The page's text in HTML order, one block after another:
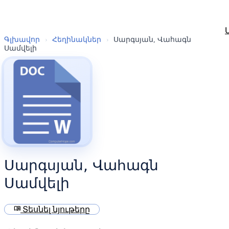
Գլխավոր › Հեղինակներ ›
Սարգսյան, Վահագն
Սամվելի
Սարգսյան, Վահագն
Սամվելի
menu_book Տեսնել նյութերը